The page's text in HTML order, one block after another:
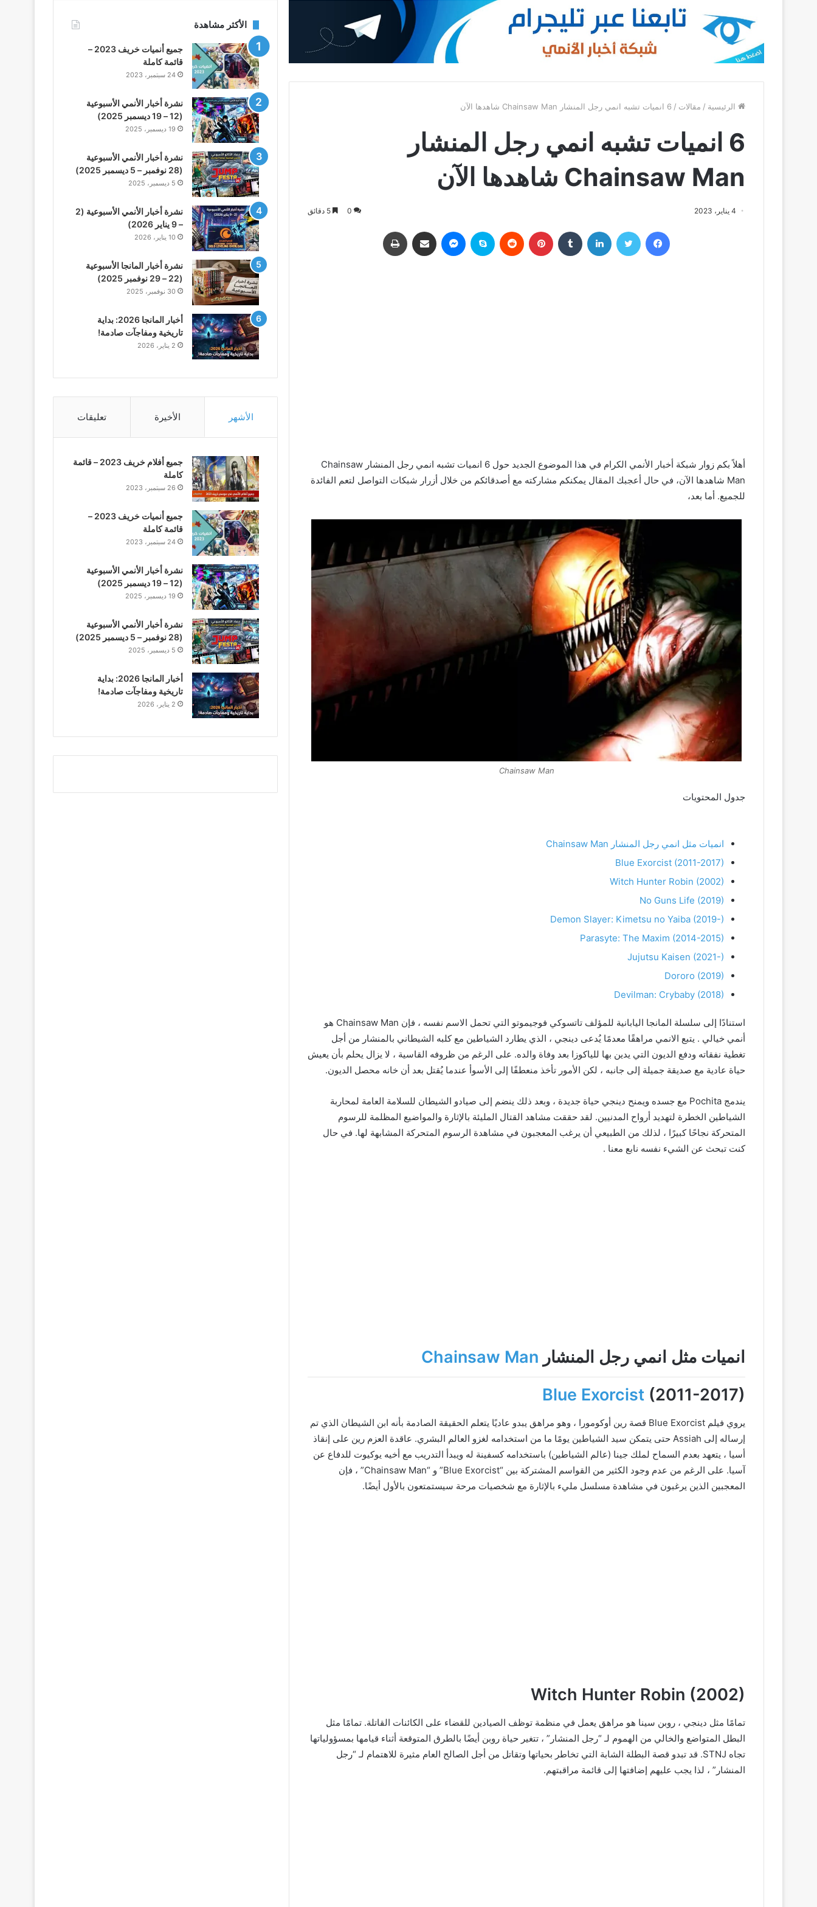
الرئيسية / مقالات / 6 انميات تشبه انمي رجل المنشار Chainsaw Man شاهدها الآن
6 انميات تشبه انمي رجل المنشار
Chainsaw Man شاهدها الآن
4 يناير، 2023 0
أهلاً بكم زوار شبكة أخبار الأنمي الكرام في هذا الموضوع الجديد حول 6 انميات تشبه انمي رجل المنشار Chainsaw
Man شاهدها الآن، في حال أعجبك المقال يمكنكم مشاركته مع أصدقائكم من خلال أزرار شبكات التواصل لتعم الفائدة
للجميع. أما بعد،
Chainsaw Man
جدول المحتويات
انميات مثل انمي رجل المنشار Chainsaw Man
Blue Exorcist (2011-2017)
Witch Hunter Robin (2002)
No Guns Life (2019)
Demon Slayer: Kimetsu no Yaiba (2019-)
Parasyte: The Maxim (2014-2015)
Jujutsu Kaisen (2021-)
Dororo (2019)
Devilman: Crybaby (2018)
استنادًا إلى سلسلة المانجا اليابانية للمؤلف تاتسوكي فوجيموتو التي تحمل الاسم نفسه ، فإن Chainsaw Man هو
أنمي خيالي . يتبع الانمي مراهقًا معدمًا يُدعى دينجي ، الذي يطارد الشياطين مع كلبه الشيطاني بالمنشار من أجل
تغطية نفقاته ودفع الديون التي يدين بها للياكوزا بعد وفاة والده. على الرغم من ظروفه القاسية ، لا يزال يحلم بأن يعيش
حياة عادية مع صديقة جميلة إلى جانبه ، لكن الأمور تأخذ منعطفًا إلى الأسوأ عندما يُقتل بعد أن خانه محصل الديون.
يندمج Pochita مع جسده ويمنح دينجي حياة جديدة ، وبعد ذلك ينضم إلى صيادو الشيطان للسلامة العامة لمحاربة
الشياطين الخطرة لتهديد أرواح المدنيين. لقد حققت مشاهد القتال المليئة بالإثارة والمواضيع المظلمة للرسوم
المتحركة نجاحًا كبيرًا ، لذلك من الطبيعي أن يرغب المعجبون في مشاهدة الرسوم المتحركة المشابهة لها. في حال
كنت تبحث عن الشيء نفسه نابع معنا .
انميات مثل انمي رجل المنشار Chainsaw Man
Blue Exorcist (2011-2017)
يروي فيلم Blue Exorcist قصة رين أوكومورا ، وهو مراهق يبدو عاديًا يتعلم الحقيقة الصادمة بأنه ابن الشيطان الذي تم
إرساله إلى Assiah حتى يتمكن سيد الشياطين يومًا ما من استخدامه لغزو العالم البشري. عاقدة العزم رين على إنقاذ
أسيا ، يتعهد بعدم السماح لملك جينا (عالم الشياطين) باستخدامه كسفينة له ويبدأ التدريب مع أخيه يوكيوت للدفاع عن
آسيا. على الرغم من عدم وجود الكثير من القواسم المشتركة بين “Blue Exorcist” و “Chainsaw Man” ، فإن
المعجبين الذين يرغبون في مشاهدة مسلسل مليء بالإثارة مع شخصيات مرحة سيستمتعون بالأول أيضًا.
Witch Hunter Robin (2002)
تمامًا مثل دينجي ، روبن سينا هو مراهق يعمل في منظمة توظف الصيادين للقضاء على الكائنات القاتلة. تمامًا مثل
البطل المتواضع والخالي من الهموم لـ “رجل المنشار” ، تتغير حياة روبن أيضًا بالطرق المتوقعة أثناء قيامها بمسؤولياتها
تجاه STNJ. قد تبدو قصة البطلة الشابة التي تخاطر بحياتها وتقاتل من أجل الصالح العام مثيرة للاهتمام لـ “رجل
المنشار” ، لذا يجب عليهم إضافتها إلى قائمة مراقبتهم.
الأكثر مشاهدة
جميع أنميات خريف 2023 –
قائمة كاملة
24 سبتمبر، 2023
نشرة أخبار الأنمي الأسبوعية
(12 – 19 ديسمبر 2025)
19 ديسمبر، 2025
نشرة أخبار الأنمي الأسبوعية
(28 نوفمبر – 5 ديسمبر 2025)
5 ديسمبر، 2025
نشرة أخبار الأنمي الأسبوعية (2
– 9 يناير 2026)
10 يناير، 2026
نشرة أخبار المانجا الأسبوعية
(22 – 29 نوفمبر 2025)
30 نوفمبر، 2025
أخبار المانجا 2026: بداية
تاريخية ومفاجآت صادمة!
2 يناير، 2026
الأشهر الأخيرة تعليقات
جميع أفلام خريف 2023 – قائمة
كاملة
26 سبتمبر، 2023
جميع أنميات خريف 2023 –
قائمة كاملة
24 سبتمبر، 2023
نشرة أخبار الأنمي الأسبوعية
(12 – 19 ديسمبر 2025)
19 ديسمبر، 2025
نشرة أخبار الأنمي الأسبوعية
(28 نوفمبر – 5 ديسمبر 2025)
5 ديسمبر، 2025
أخبار المانجا 2026: بداية
تاريخية ومفاجآت صادمة!
2 يناير، 2026